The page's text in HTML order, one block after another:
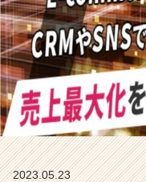
会
社
ボ
ー
ー
ラ
イ
2023.05.23